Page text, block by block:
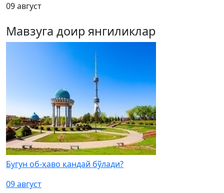
09 август
Мавзуга доир янгиликлар
Бугун об-ҳаво қандай бўлади?
09 август